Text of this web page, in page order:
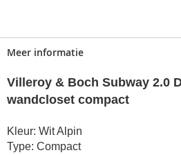
Meer informatie
Villeroy & Boch Subway 2.0
wandcloset compact
Kleur: Wit Alpin
Type: Compact